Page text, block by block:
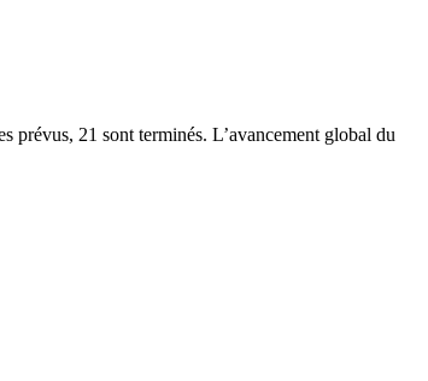
prévus, 21 sont terminés. L’avancement global du